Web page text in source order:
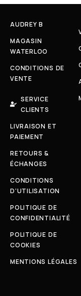
AUDREY B
MAGASIN
WATERLOO
CONDITIONS DE
VENTE
SERVICE
CLIENTS
LIVRAISON ET
PAIEMENT
RETOURS &
ÉCHANGES
CONDITIONS
D'UTILISATION
POLITIQUE DE
CONFIDENTIALITÉ
POLITIQUE DE
COOKIES
MENTIONS LÉGALES